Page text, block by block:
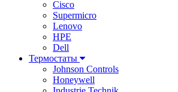
Cisco
Supermicro
Lenovo
HPE
Dell
Термостаты
Johnson Controls
Honeywell